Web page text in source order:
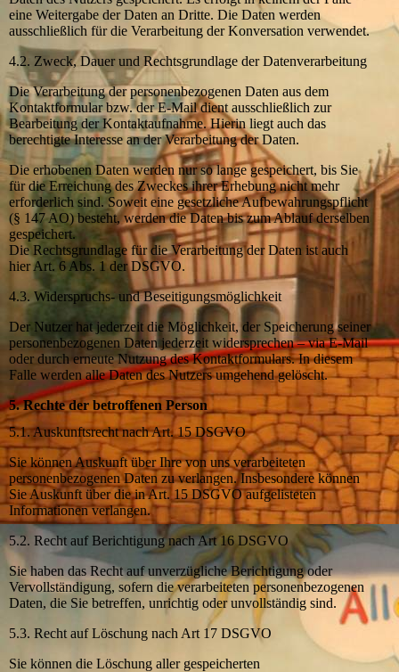
eine Weitergabe der Daten an Dritte. Die Daten werden
ausschließlich für die Verarbeitung der Konversation verwendet.
4.2. Zweck, Dauer und Rechtsgrundlage der Datenverarbeitung
Die Verarbeitung der personenbezogenen Daten aus dem
Kontaktformular bzw. der E-Mail dient ausschließlich zur
Bearbeitung der Kontaktaufnahme. Hierin liegt auch das
berechtigte Interesse an der Verarbeitung der Daten.
Die erhobenen Daten werden nur so lange gespeichert, bis Sie
für die Erreichung des Zweckes ihrer Erhebung nicht mehr
erforderlich sind. Soweit eine gesetzliche Aufbewahrungspflicht
(§ 147 AO) besteht, werden die Daten bis zum Ablauf derselben
gespeichert.
Die Rechtsgrundlage für die Verarbeitung der Daten ist auch
hier Art. 6 Abs. 1 der DSGVO.
4.3. Widerspruchs- und Beseitigungsmöglichkeit
Der Nutzer hat jederzeit die Möglichkeit, der Speicherung seiner
personenbezogenen Daten jederzeit widersprechen – via E-Mail
oder durch erneute Nutzung des Kontaktformulars. In diesem
Falle werden alle Daten des Nutzers umgehend gelöscht.
5. Rechte der betroffenen Person
5.1. Auskunftsrecht nach Art. 15 DSGVO
Sie können Auskunft über Ihre von uns verarbeiteten
personenbezogenen Daten zu verlangen. Insbesondere können
Sie Auskunft über die in Art. 15 DSGVO aufgelisteten
Informationen verlangen.
5.2. Recht auf Berichtigung nach Art 16 DSGVO
Sie haben das Recht auf unverzügliche Berichtigung oder
Vervollständigung, sofern die verarbeiteten personenbezogenen
Daten, die Sie betreffen, unrichtig oder unvollständig sind.
5.3. Recht auf Löschung nach Art 17 DSGVO
Sie können die Löschung aller gespeicherten